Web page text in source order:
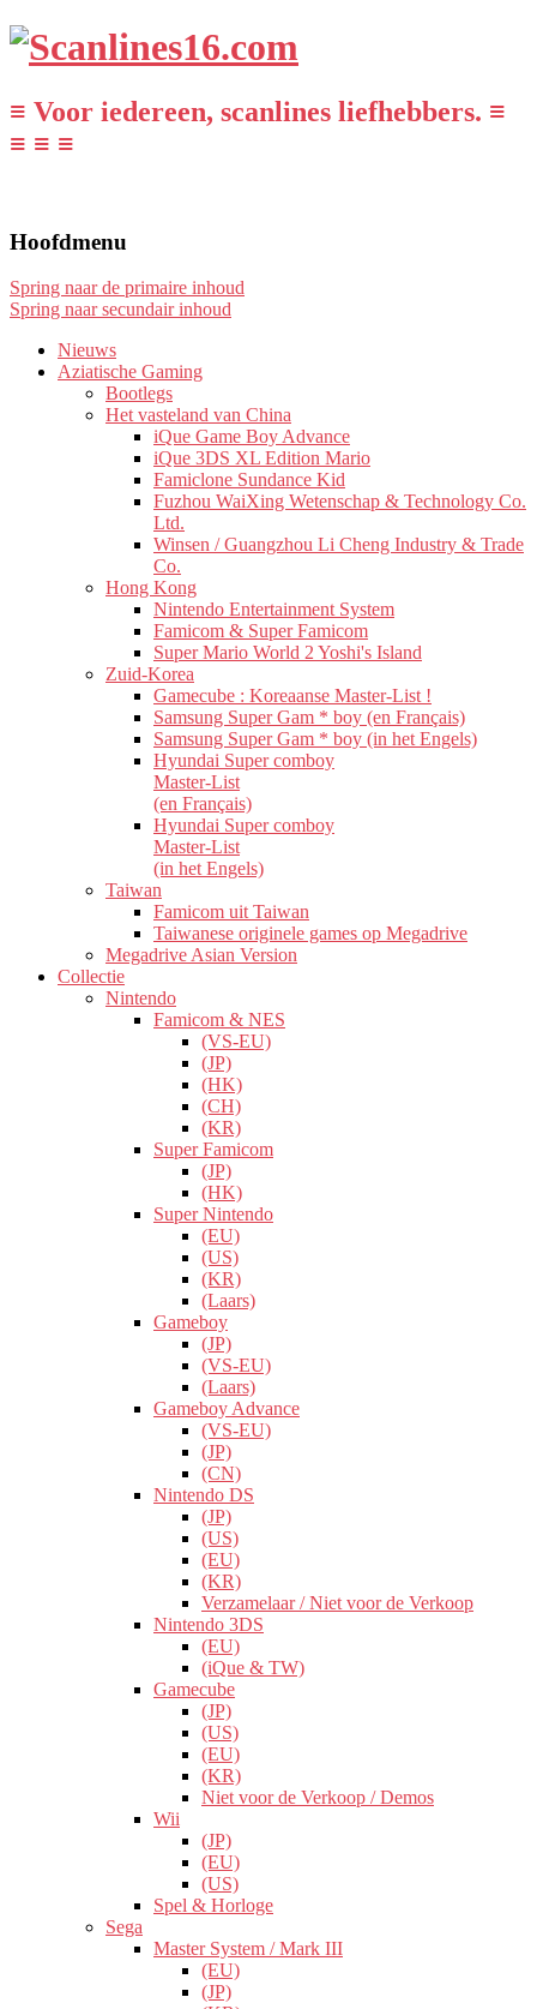
≡ Voor iedereen, scanlines liefhebbers. ≡
≡ ≡ ≡
Hoofdmenu
Spring naar de primaire inhoud
Spring naar secundair inhoud
Nieuws
Aziatische Gaming
Bootlegs
Het vasteland van China
iQue Game Boy Advance
iQue 3DS XL Edition Mario
Famiclone Sundance Kid
Fuzhou WaiXing Wetenschap & Technology Co.
Ltd.
Winsen / Guangzhou Li Cheng Industry & Trade
Co.
Hong Kong
Nintendo Entertainment System
Famicom & Super Famicom
Super Mario World 2 Yoshi's Island
Zuid-Korea
Gamecube : Koreaanse Master-List !
Samsung Super Gam * boy (en Français)
Samsung Super Gam * boy (in het Engels)
Hyundai Super comboy
Master-List
(en Français)
Hyundai Super comboy
Master-List
(in het Engels)
Taiwan
Famicom uit Taiwan
Taiwanese originele games op Megadrive
Megadrive Asian Version
Collectie
Nintendo
Famicom & NES
(VS-EU)
(JP)
(HK)
(CH)
(KR)
Super Famicom
(JP)
(HK)
Super Nintendo
(EU)
(US)
(KR)
(Laars)
Gameboy
(JP)
(VS-EU)
(Laars)
Gameboy Advance
(VS-EU)
(JP)
(CN)
Nintendo DS
(JP)
(US)
(EU)
(KR)
Verzamelaar / Niet voor de Verkoop
Nintendo 3DS
(EU)
(iQue & TW)
Gamecube
(JP)
(US)
(EU)
(KR)
Niet voor de Verkoop / Demos
Wii
(JP)
(EU)
(US)
Spel & Horloge
Sega
Master System / Mark III
(EU)
(JP)